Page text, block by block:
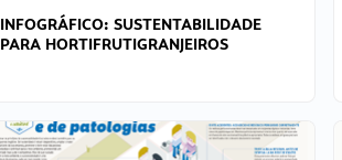
INFOGRÁFICO: SUSTENTABILIDADE
PARA HORTIFRUTIGRANJEIROS